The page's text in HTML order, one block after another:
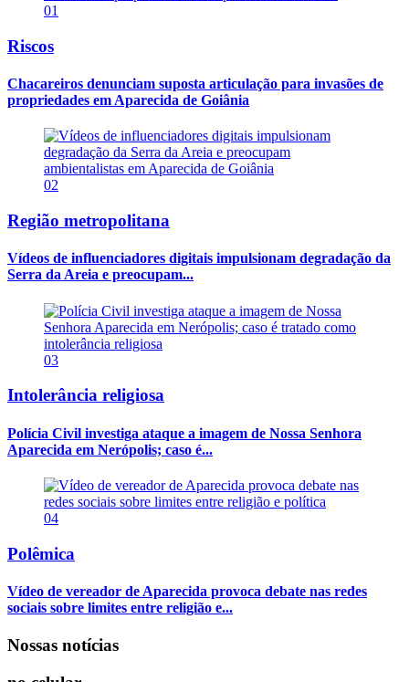
01
Riscos
Chacareiros denunciam suposta articulação para invasões de
propriedades em Aparecida de Goiânia
02
Região metropolitana
Vídeos de influenciadores digitais impulsionam degradação da
Serra da Areia e preocupam...
03
Intolerância religiosa
Polícia Civil investiga ataque a imagem de Nossa Senhora
Aparecida em Nerópolis; caso é...
04
Polêmica
Vídeo de vereador de Aparecida provoca debate nas redes
sociais sobre limites entre religião e...
Nossas notícias